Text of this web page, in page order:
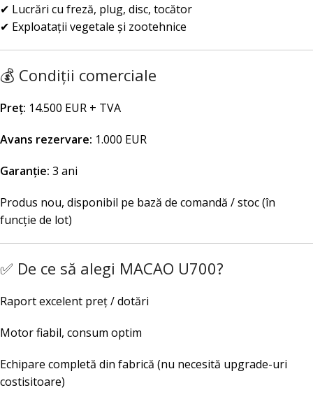
✔ Lucrări cu freză, plug, disc, tocător
✔ Exploatații vegetale și zootehnice
💰 Condiții comerciale
Preț: 14.500 EUR + TVA
Avans rezervare: 1.000 EUR
Garanție: 3 ani
Produs nou, disponibil pe bază de comandă / stoc (în
funcție de lot)
✅ De ce să alegi MACAO U700?
Raport excelent preț / dotări
Motor fiabil, consum optim
Echipare completă din fabrică (nu necesită upgrade-uri
costisitoare)